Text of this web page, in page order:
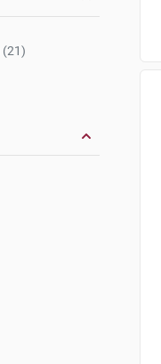
(21)